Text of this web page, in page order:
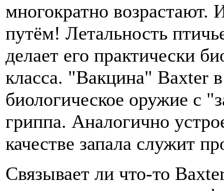
многократно
путём! Летальность
делает его практически
класса. "Вакцина" Baxter
биологическое оружие с
гриппа. Аналогично
качестве запала служит
Связывает ли что-то